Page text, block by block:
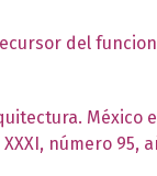
del
México
número 95,